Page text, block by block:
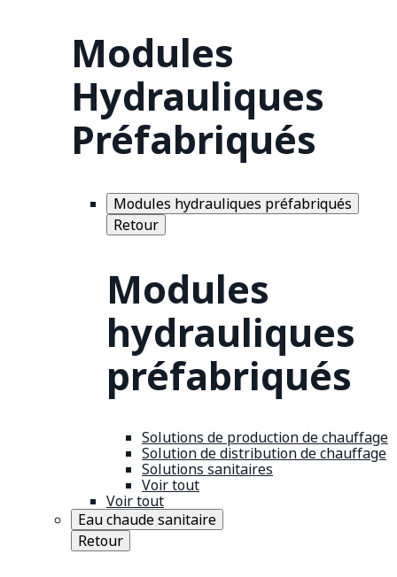
Modules
Hydrauliques
Préfabriqués
Modules hydrauliques préfabriqués
Retour
Modules
hydrauliques
préfabriqués
Solutions de production de chauffage
Solution de distribution de chauffage
Solutions sanitaires
Voir tout
Voir tout
Eau chaude sanitaire
Retour